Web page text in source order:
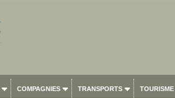
COMPAGNIES TRANSPORTS TOURISME